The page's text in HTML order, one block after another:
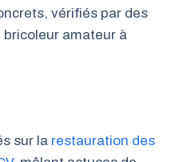
vérifiés par des
amateur à
sur la restauration des